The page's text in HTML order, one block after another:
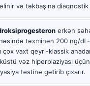
və təkbaşına diaqnostik
erkən
təxminən 200 ng/dL-
çox vaxt qeyri-klassik
vəz hiperplaziyası
testinə gətirib çıxarır.